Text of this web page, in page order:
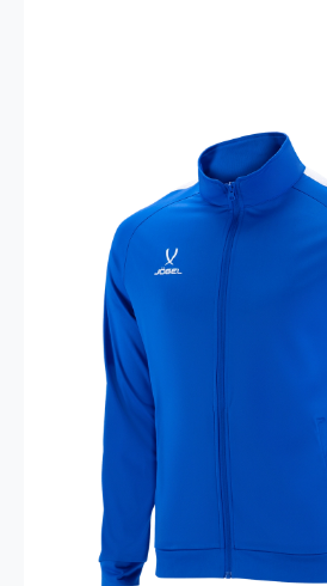
сумма всех
30.000
Опт 3(33%)- сумма всех
Опт 2(36%)
- сумма всех
Опт 1(38%) -
сумма всех